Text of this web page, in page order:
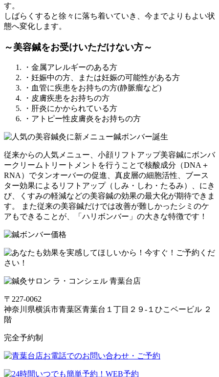
す。
しばらくすると徐々に落ち着いていき、今までよりもよい状
態へ変化します。
～美容鍼をお受けいただけない方～
・金属アレルギーのある方
・妊娠中の方、または妊娠の可能性がある方
・血管に疾患をお持ちの方(静脈瘤など)
・皮膚疾患をお持ちの方
・肝炎にかかられている方
・アトピー性皮膚炎をお持ちの方
従来からの人気メニュー、小顔リフトアップ美容鍼にボンバ
ークリームトリートメントを行うことで核酸成分（DNA＋
RNA）でタンオーバーの促進、真皮層の細胞活性、ブース
ター効果によるリフトアップ（しみ・しわ・たるみ）、にき
び、くすみの軽減などの美容鍼の効果の最大化が期待できま
す。 また従来の美容鍼だけでは改善が難しかったシミのケ
アもできることが、「ハリボンバー」の大きな特徴です！
〒227-0062
神奈川県横浜市青葉区青葉台１丁目２９-１ひこベービル ２
階
完全予約制